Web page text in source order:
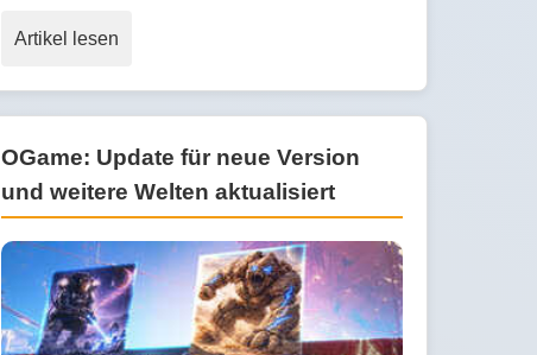
Artikel lesen
OGame: Update für neue Version
und weitere Welten aktualisiert